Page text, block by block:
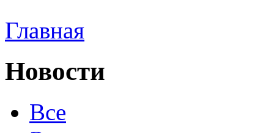
Главная
Новости
Все